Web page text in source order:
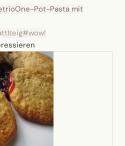
One-Pot-Pasta mit
#wow!